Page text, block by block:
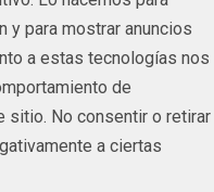
y para mostrar anuncios
a estas tecnologías nos
de
sitio. No consentir o retirar
a ciertas